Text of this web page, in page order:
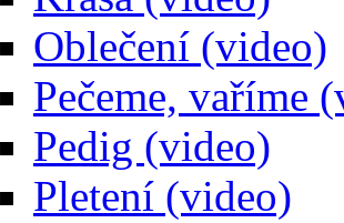
Oblečení (video)
Pečeme, vaříme
Pedig (video)
Pletení (video)